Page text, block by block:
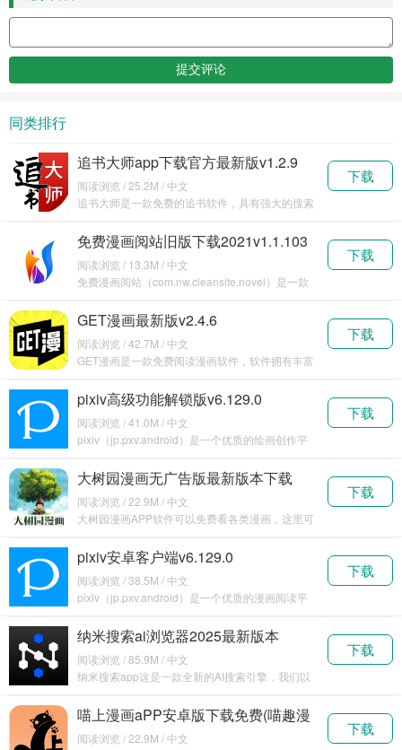
同类排行
追书大师app下载官方最新版v1.2.9
阅读浏览 / 25.2M / 中文
追书大师是一款免费的追书软件，具有强大的搜索
用户都可
下载
免费漫画阅站旧版下载2021v1.1.103
阅读浏览 / 13.3M / 中文
免费漫画阅站（com.nw.cleansite.novel）是一款
下载
GET漫画最新版v2.4.6
阅读浏览 / 42.7M / 中文
GET漫画是一款免费阅读漫画软件，软件拥有丰富
载体验
下载
pixiv高级功能解锁版v6.129.0
阅读浏览 / 41.0M / 中文
pixiv（jp.pxv.android）是一个优质的绘画创作平
下载
大树园漫画无广告版最新版本下载
v1.0.0
阅读浏览 / 22.9M / 中文
大树园漫画APP软件可以免费看各类漫画，这里可
在圈子
下载
pixiv安卓客户端v6.129.0
阅读浏览 / 38.5M / 中文
pixiv（jp.pxv.android）是一个优质的漫画阅读平
下载
纳米搜索ai浏览器2025最新版本
v1.1.2
阅读浏览 / 85.9M / 中文
纳米搜索app这是一款全新的AI搜索引擎，我们以
查找
下载
喵上漫画aPP安卓版下载免费(喵趣漫
画)v1.9.2
阅读浏览 / 22.9M / 中文
下载